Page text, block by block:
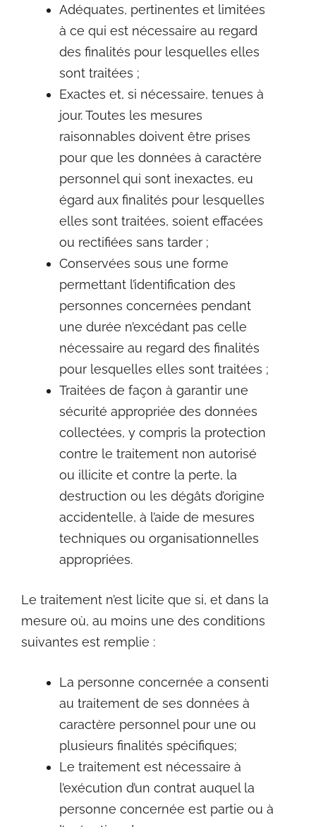
Adéquates, pertinentes et limitées
à ce qui est nécessaire au regard
des finalités pour lesquelles elles
sont traitées ;
Exactes et, si nécessaire, tenues à
jour. Toutes les mesures
raisonnables doivent être prises
pour que les données à caractère
personnel qui sont inexactes, eu
égard aux finalités pour lesquelles
elles sont traitées, soient effacées
ou rectifiées sans tarder ;
Conservées sous une forme
permettant l’identification des
personnes concernées pendant
une durée n’excédant pas celle
nécessaire au regard des finalités
pour lesquelles elles sont traitées ;
Traitées de façon à garantir une
sécurité appropriée des données
collectées, y compris la protection
contre le traitement non autorisé
ou illicite et contre la perte, la
destruction ou les dégâts d’origine
accidentelle, à l’aide de mesures
techniques ou organisationnelles
appropriées.
Le traitement n’est licite que si, et dans la
mesure où, au moins une des conditions
suivantes est remplie :
La personne concernée a consenti
au traitement de ses données à
caractère personnel pour une ou
plusieurs finalités spécifiques;
Le traitement est nécessaire à
l’exécution d’un contrat auquel la
personne concernée est partie ou à